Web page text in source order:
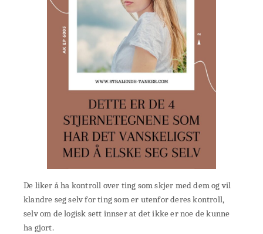
De liker å ha kontroll over ting som skjer med dem og vil
klandre seg selv for ting som er utenfor deres kontroll,
selv om de logisk sett innser at det ikke er noe de kunne
ha gjort.